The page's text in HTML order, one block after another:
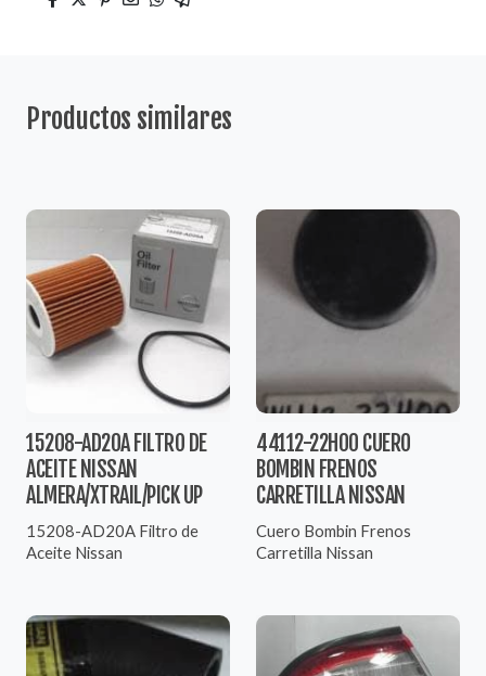
Productos similares
15208-AD20A FILTRO DE
ACEITE NISSAN
ALMERA/XTRAIL/PICK UP
15208-AD20A Filtro de
Aceite Nissan
44112-22H00 CUERO
BOMBIN FRENOS
CARRETILLA NISSAN
Cuero Bombin Frenos
Carretilla Nissan